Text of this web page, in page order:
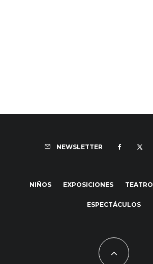
NEWSLETTER
NIÑOS EXPOSICIONES TEATRO
ESPECTÁCULOS